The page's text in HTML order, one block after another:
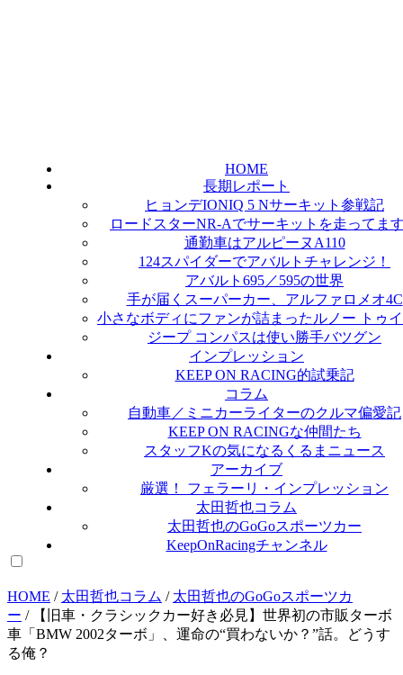
HOME
長期レポート
ヒョンデIONIQ 5 Nサーキット参戦記
ロードスターNR-Aでサーキットを走ってま
通勤車はアルピーヌA110
124スパイダーでアバルトチャレンジ！
アバルト695／595の世界
手が届くスーパーカー、アルファロメオ4C
小さなボディにファンが詰まったルノー トゥ
ジープ コンパスは使い勝手バツグン
インプレッション
KEEP ON RACING的試乗記
コラム
自動車／ミニカーライターのクルマ偏愛記
KEEP ON RACINGな仲間たち
スタッフKの気になるくるまニュース
アーカイブ
厳選！ フェラーリ・インプレッション
太田哲也コラム
太田哲也のGoGoスポーツカー
KeepOnRacingチャンネル
HOME / 太田哲也コラム / 太田哲也のGoGoスポーツカ
ー /
【旧車・クラシックカー好き必見】世界初の市販ターボ
車「BMW 2002ターボ」、運命の“買わないか？”話。どうす
る俺？